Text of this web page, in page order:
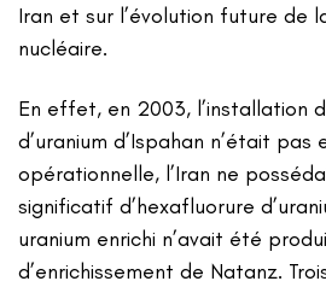
Iran et sur l’évolution future de
nucléaire.
En effet, en 2003, l’installation
d’uranium d’Ispahan n’était pas
opérationnelle, l’Iran ne
significatif d’hexafluorure
uranium enrichi n’avait été
d’enrichissement de Natanz.